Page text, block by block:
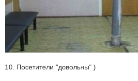
10. Посетители "довольны" )